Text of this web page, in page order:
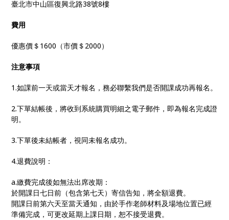
臺北市中山區復興北路38號8樓
費用
優惠價＄1600（市價＄2000）
注意事項
1.如課前一天或當天才報名，務必聯繫我們是否開課成功再報名。
2.下單結帳後，將收到系統購買明細之電子郵件，即為報名完成證
明。
3.下單後未結帳者，視同未報名成功。
4.退費說明：
a.繳費完成後如無法出席改期：
於開課日七日前（包含第七天）寄信告知，將全額退費。
開課日前第六天至當天通知，由於手作老師材料及場地位置已經
準備完成，可更改延期上課日期，恕不接受退費。